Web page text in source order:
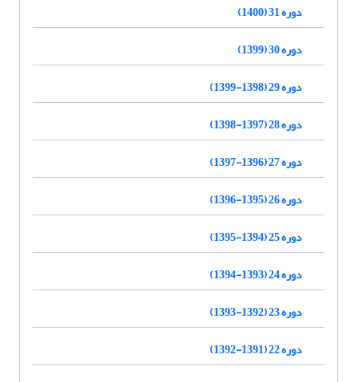
دوره 31 (1400)
دوره 30 (1399)
دوره 29 (1398-1399)
دوره 28 (1397-1398)
دوره 27 (1396-1397)
دوره 26 (1395-1396)
دوره 25 (1394-1395)
دوره 24 (1393-1394)
دوره 23 (1392-1393)
دوره 22 (1391-1392)